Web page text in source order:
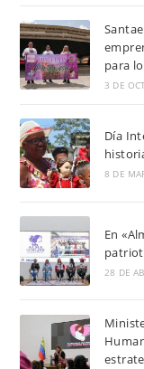
para
3 DE
Día
8 DE
En
28 DE